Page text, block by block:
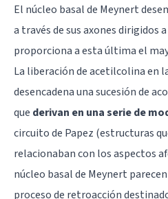
El núcleo basal de Meynert
a través de susaxonesdirigidos
proporciona a esta última el
La liberación de acetilcolina en
desencadena una sucesión de
que derivan en una serie de
circuito de Papez (estructuras
relacionaban con los aspectos
núcleo basal de Meynert
proceso de retroacción